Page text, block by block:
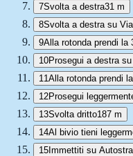
7Svolta a destra31 m
8Svolta a destra su
9Alla rotonda prendi la
10Prosegui a destra
11Alla rotonda prendi
12Prosegui
13Svolta dritto187 m
14Al bivio tieni
15Immettiti su